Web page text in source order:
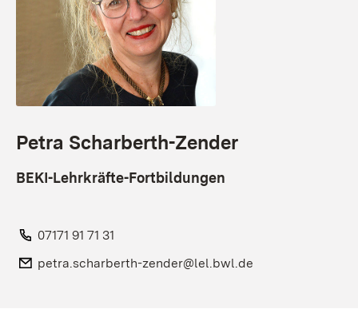
Petra Scharberth-Zender
BEKI-Lehrkräfte-Fortbildungen
Telefon:
07171 91 71 31
E-Mail:
petra.scharberth-zender@lel.bwl.de